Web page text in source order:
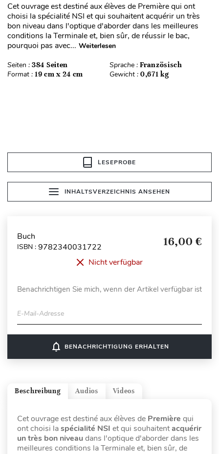
Cet ouvrage est destiné aux élèves de Première qui ont
choisi la spécialité NSI et qui souhaitent acquérir un très
bon niveau dans l'optique d'aborder dans les meilleures
conditions la Terminale et, bien sûr, de réussir le bac,
pourquoi pas avec... Weiterlesen
Seiten : 384 Seiten Sprache : Französisch
Format : 19 cm x 24 cm Gewicht : 0,671 kg
LESEPROBE
INHALTSVERZEICHNIS ANSEHEN
Buch
ISBN : 9782340031722 16,00 €
Nicht verfügbar
Benachrichtigen Sie mich, wenn der Artikel verfügbar ist
E-Mail-Adresse
notifications_none BENACHRICHTIGUNG ERHALTEN
Videos
Audios
Beschreibung
Cet ouvrage est destiné aux élèves de Première qui
ont choisi laspécialité NSI et qui souhaitentacquérir
un très bon niveaudans l'optique d'aborder dans les
meilleures conditions la Terminale et, bien sûr, de